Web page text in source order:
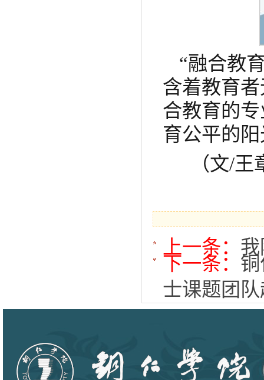
“融合教
含着教育
合教育的
育公平的
（文/
上一条：
下一条：
士课题团